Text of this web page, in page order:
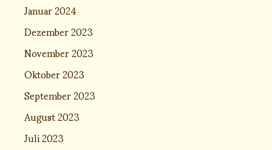
Januar 2024
Dezember 2023
November 2023
Oktober 2023
September 2023
August 2023
Juli 2023